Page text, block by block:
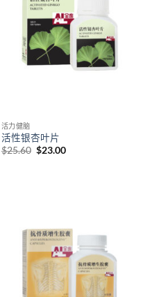
活力健脑
活性银杏叶片
$25.60 原
$23.00当